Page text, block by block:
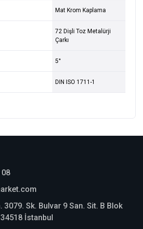
Mat Krom Kaplama
72 Dişli Toz Metalürji
Çarkı
5°
DIN ISO 1711-1
08
Sk. Bulvar 9 San. Sit. B Blok
İstanbul